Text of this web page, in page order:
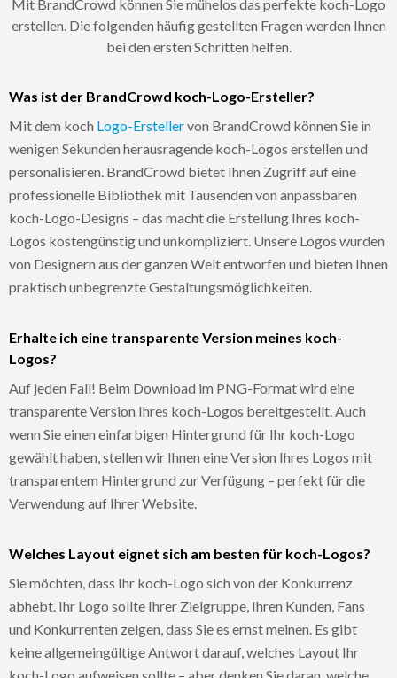
Mit BrandCrowd können Sie mühelos das perfekte koch-Logo
erstellen. Die folgenden häufig gestellten Fragen werden Ihnen
bei den ersten Schritten helfen.
Was ist der BrandCrowd koch-Logo-Ersteller?
Mit dem koch Logo-Erstellervon BrandCrowd können Sie in
wenigen Sekunden herausragende koch-Logos erstellen und
personalisieren. BrandCrowd bietet Ihnen Zugriff auf eine
professionelle Bibliothek mit Tausenden von anpassbaren
koch-Logo-Designs – das macht die Erstellung Ihres koch-
Logos kostengünstig und unkompliziert. Unsere Logos wurden
von Designern aus der ganzen Welt entworfen und bieten Ihnen
praktisch unbegrenzte Gestaltungsmöglichkeiten.
Erhalte ich eine transparente Version meines koch-
Logos?
Auf jeden Fall! Beim Download im PNG-Format wird eine
transparente Version Ihres koch-Logos bereitgestellt. Auch
wenn Sie einen einfarbigen Hintergrund für Ihr koch-Logo
gewählt haben, stellen wir Ihnen eine Version Ihres Logos mit
transparentem Hintergrund zur Verfügung – perfekt für die
Verwendung auf Ihrer Website.
Welches Layout eignet sich am besten für koch-Logos?
Sie möchten, dass Ihr koch-Logo sich von der Konkurrenz
abhebt. Ihr Logo sollte Ihrer Zielgruppe, Ihren Kunden, Fans
und Konkurrenten zeigen, dass Sie es ernst meinen. Es gibt
keine allgemeingültige Antwort darauf, welches Layout Ihr
koch-Logo aufweisen sollte – aber denken Sie daran, welche